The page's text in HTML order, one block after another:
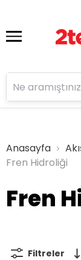
Anasayfa
Fren Hidroliği
Fren
Filtreler